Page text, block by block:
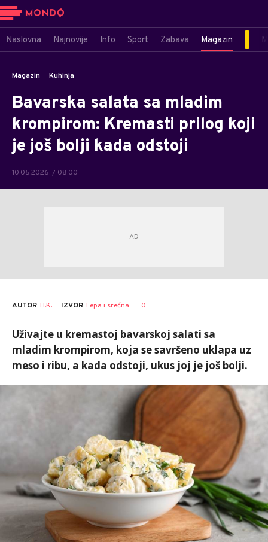
Naslovna Najnovije Info Sport Zabava Magazin
Magazin Kuhinja
Bavarska salata sa mladim
krompirom: Kremasti prilog koji
je još bolji kada odstoji
10.05.2026. / 08:00
AUTOR H.K. IZVOR Lepa i srećna 0
Uživajte u kremastoj bavarskoj salati sa
mladim krompirom, koja se savršeno uklapa uz
meso i ribu, a kada odstoji, ukus joj je još bolji.